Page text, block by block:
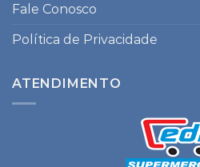
Fale Conosco
Política de Privacidade
ATENDIMENTO